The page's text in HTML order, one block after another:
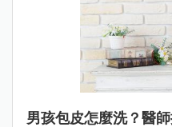
男孩包皮怎麼洗？醫